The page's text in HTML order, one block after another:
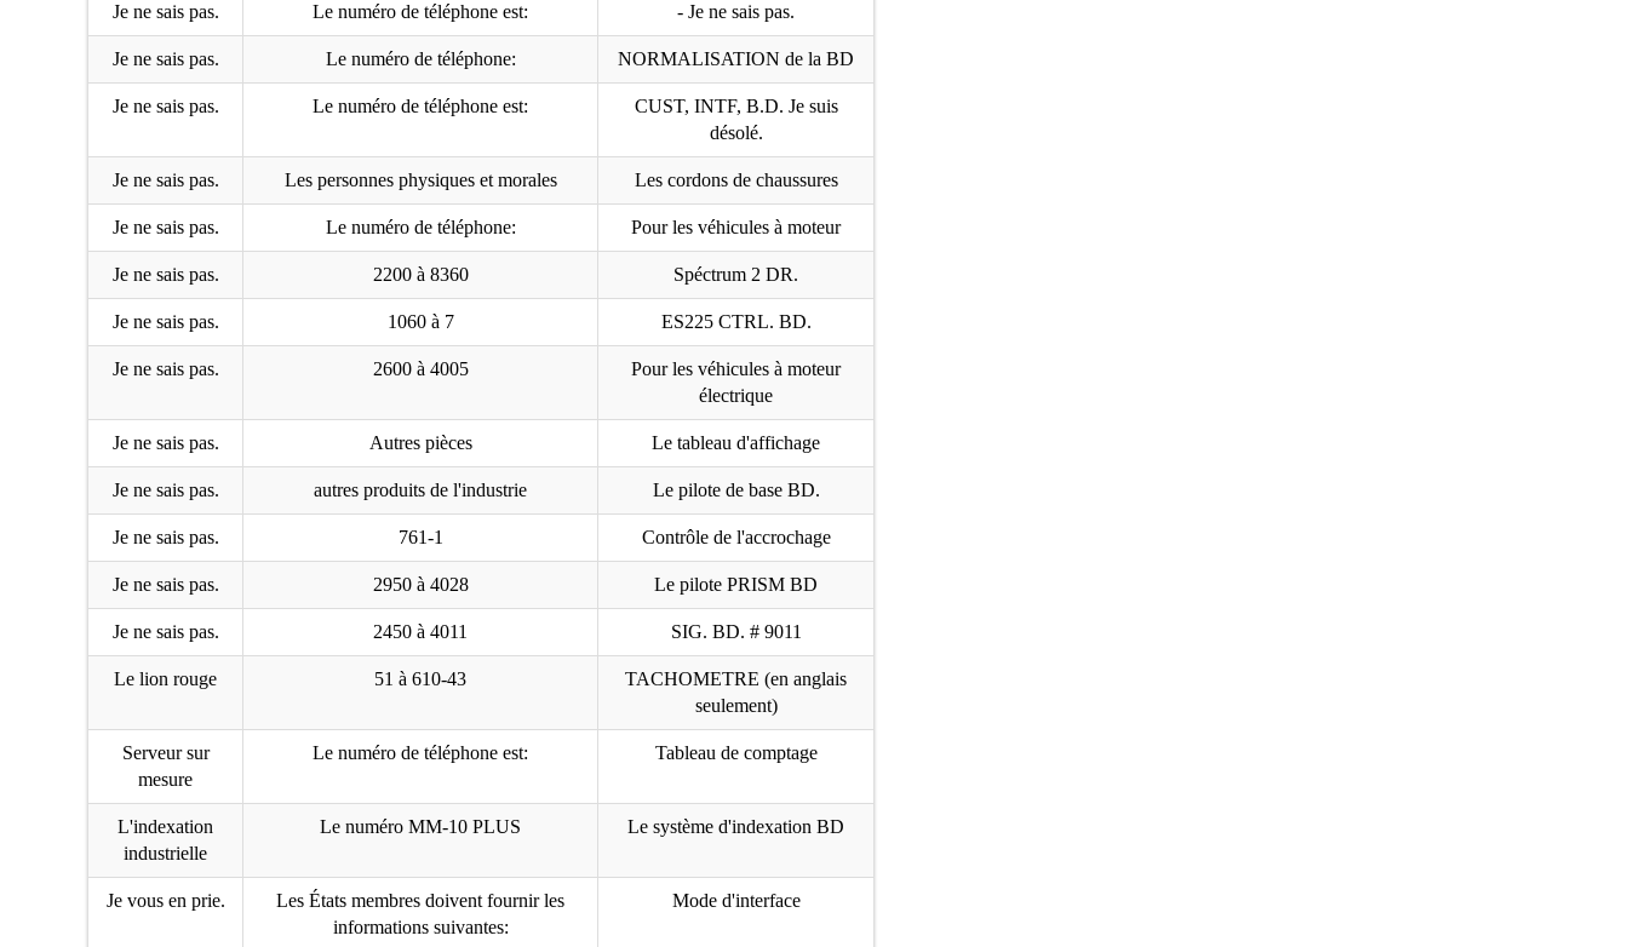
Je ne sais pas. Le numéro de téléphone est: - Je ne sais pas.
Je ne sais pas. Le numéro de téléphone: NORMALISATION de la BD
Je ne sais pas. Le numéro de téléphone est:
CUST, INTF, B.D. Je suis
désolé.
Je ne sais pas. Les personnes physiques et morales Les cordons de chaussures
Je ne sais pas. Le numéro de téléphone: Pour les véhicules à moteur
Je ne sais pas. 2200 à 8360 Spéctrum 2 DR.
Je ne sais pas. 1060 à 7 ES225 CTRL. BD.
Je ne sais pas. 2600 à 4005
Pour les véhicules à moteur
électrique
Je ne sais pas. Autres pièces Le tableau d'affichage
Je ne sais pas. autres produits de l'industrie Le pilote de base BD.
Je ne sais pas. 761-1 Contrôle de l'accrochage
Je ne sais pas. 2950 à 4028 Le pilote PRISM BD
Je ne sais pas. 2450 à 4011 SIG. BD. # 9011
Le lion rouge 51 à 610-43
TACHOMETRE (en anglais
seulement)
Serveur sur
mesure
Le numéro de téléphone est: Tableau de comptage
L'indexation
industrielle
Le numéro MM-10 PLUS Le système d'indexation BD
Je vous en prie.
Les États membres doivent fournir les
informations suivantes:
Mode d'interface